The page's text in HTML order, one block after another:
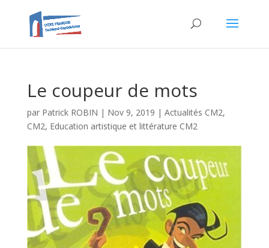
Le coupeur de mots
par Patrick ROBIN | Nov 9, 2019 | Actualités CM2,
CM2, Education artistique et littérature CM2